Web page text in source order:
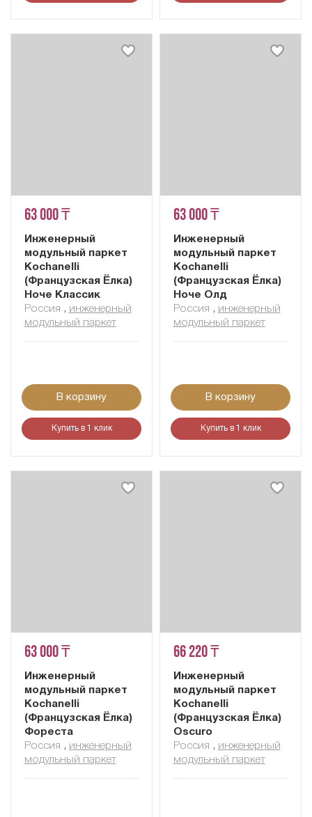
63 000 ₸
Инженерный
модульный паркет
Kochanelli
(Французская Ёлка)
Ноче Классик
Россия , инженерный
модульный паркет
В корзину
Купить в 1 клик
63 000 ₸
Инженерный
модульный паркет
Kochanelli
(Французская Ёлка)
Ноче Олд
Россия , инженерный
модульный паркет
В корзину
Купить в 1 клик
63 000 ₸
Инженерный
модульный паркет
Kochanelli
(Французская Ёлка)
Фореста
Россия , инженерный
модульный паркет
66 220 ₸
Инженерный
модульный паркет
Kochanelli
(Французская Ёлка)
Oscuro
Россия , инженерный
модульный паркет